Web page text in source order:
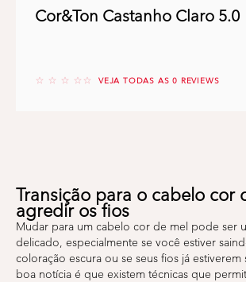
Cor&Ton Castanho Claro 5.0
No reviews VEJA TODAS AS 0 REVIEWS
Transição para o cabelo cor
agredir os fios
Mudar para um cabelo cor de mel pode ser
delicado, especialmente se você estiver
coloração escura ou se seus fios já estiverem
boa notícia é que existem técnicas que